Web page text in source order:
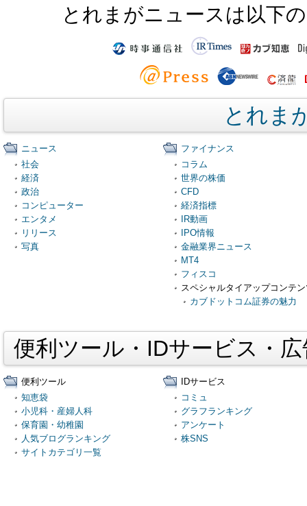
とれまがニュースは以下
とれま
ニュース
社会
経済
政治
コンピューター
エンタメ
リリース
写真
ファイナンス
コラム
世界の株価
CFD
経済指標
IR動画
IPO情報
金融業界ニュース
MT4
フィスコ
スペシャルタイアップコンテ
カブドットコム証券の魅力
便利ツール・IDサービス・
便利ツール
知恵袋
小児科・産婦人科
保育園・幼稚園
人気ブログランキング
サイトカテゴリ一覧
IDサービス
コミュ
グラフランキング
アンケート
株SNS